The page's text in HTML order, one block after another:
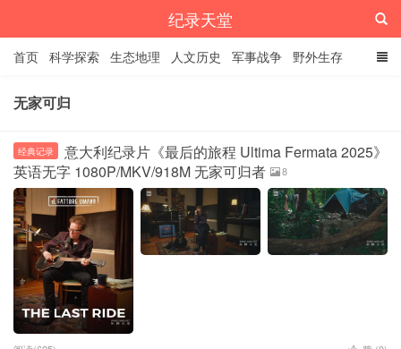
纪录天堂
首页 科学探索 生态地理 人文历史 军事战争 野外生存
经典纪录
无家可归
经典记录
意大利纪录片《最后的旅程 Ultima Fermata 2025》
英语无字 1080P/MKV/918M 无家可归者
8